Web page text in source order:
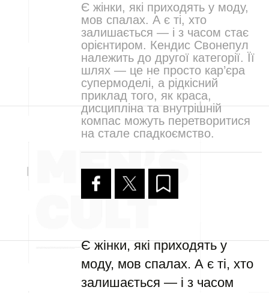
Є жінки, які приходять у моду,
мов спалах. А є ті, хто
залишається — і з часом стає
орієнтиром. Кендис Свонепул
належить до другої категорії. Її
шлях — це не просто кар’єра
супермоделі, а рідкісний
приклад того, як краса,
дисципліна та внутрішній
компас можуть перетворитися
на стале спадкоємство.
Є жінки, які приходять у
моду, мов спалах. А є ті, хто
залишається — і з часом